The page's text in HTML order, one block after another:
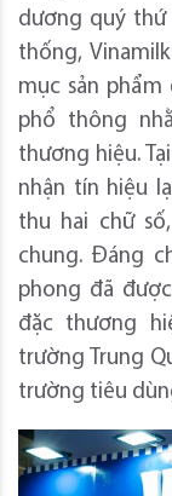
dương quý thứ
thống,
mục sản
phổ thông
thương hiệu.
nhận tín hiệu
thu hai chữ
chung. Đáng
phong đã
đặc thương
trường Trung
trường tiêu